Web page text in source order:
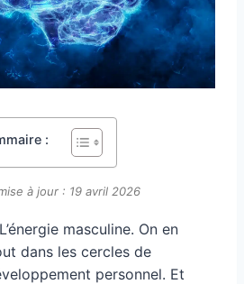
:
à jour : 19 avril 2026
masculine. On en
dans les cercles de
personnel. Et